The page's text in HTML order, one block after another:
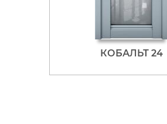
КОБАЛЬТ 24